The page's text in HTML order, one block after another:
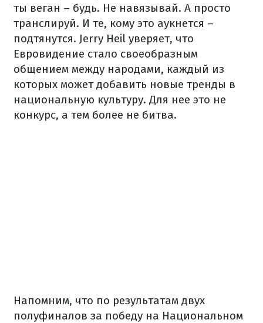
ты веган – будь. Не навязывай. А просто
транслируй. И те, кому это аукнется –
подтянутся. Jerry Heil уверяет, что
Евровидение стало своеобразным
общением между народами, каждый из
которых может добавить новые тренды в
национальную культуру. Для нее это не
конкурс, а тем более не битва.
Напомним, что по результатам двух
полуфиналов за победу на Национальном